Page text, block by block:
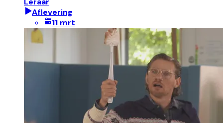
Aflevering
11 mrt